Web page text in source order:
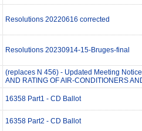
Resolutions 20220616 corrected
Resolutions 20230914-15-Bruges-final
(replaces N 456) - Updated Meeting
AND RATING OF AIR-CONDITIONERS
16358 Part1 - CD Ballot
16358 Part2 - CD Ballot